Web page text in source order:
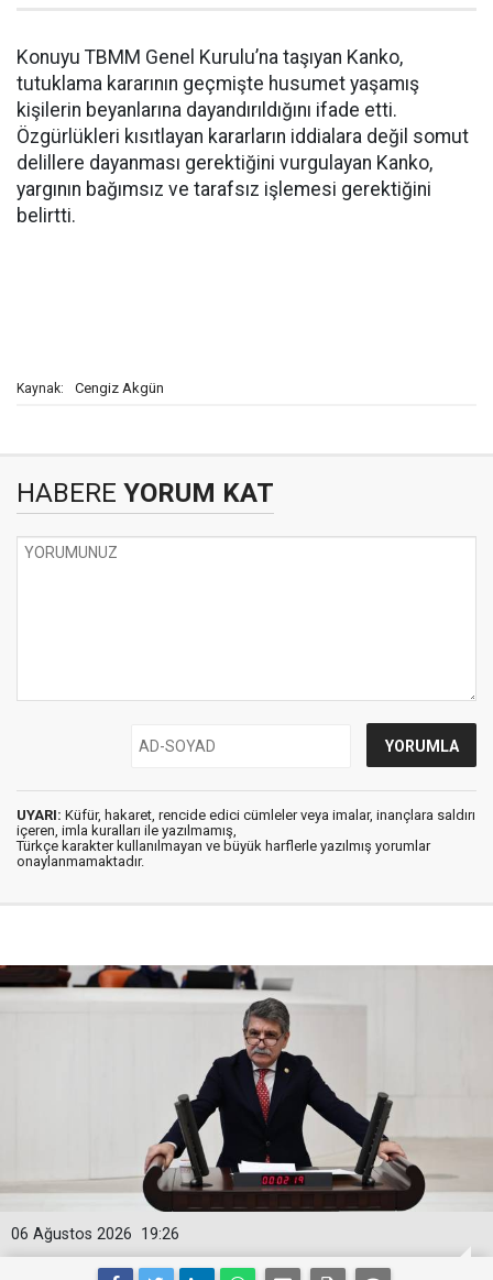
Konuyu TBMM Genel Kurulu’na taşıyan Kanko,
tutuklama kararının geçmişte husumet yaşamış
kişilerin beyanlarına dayandırıldığını ifade etti.
Özgürlükleri kısıtlayan kararların iddialara değil somut
delillere dayanması gerektiğini vurgulayan Kanko,
yargının bağımsız ve tarafsız işlemesi gerektiğini
belirtti.
Kaynak: Cengiz Akgün
HABERE YORUM KAT
UYARI: Küfür, hakaret, rencide edici cümleler veya imalar, inançlara saldırı
içeren, imla kuralları ile yazılmamış,
Türkçe karakter kullanılmayan ve büyük harflerle yazılmış yorumlar
onaylanmamaktadır.
19:26
06 Ağustos 2026